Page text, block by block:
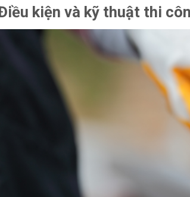
kiện và kỹ thuật thi